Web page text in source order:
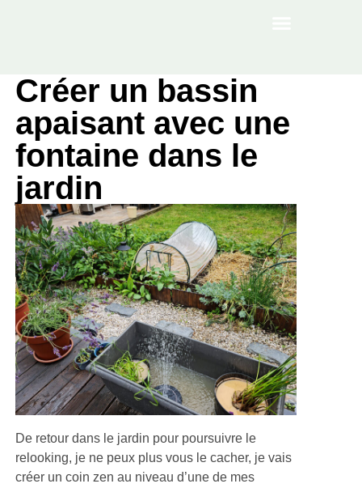
Créer un bassin
apaisant avec une
fontaine dans le
jardin
De retour dans le jardin pour poursuivre le
relooking, je ne peux plus vous le cacher, je vais
créer un coin zen au niveau d’une de mes